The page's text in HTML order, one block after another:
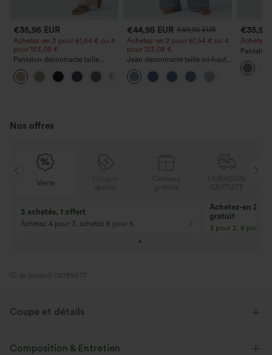
€35,95 EUR
Achetez-en 2 pour 61,54 € ou 4
pour 123,08 €.
Pantalon décontracté taille
haute à jambe droite, effet lin,
avec poches
€44,95 EUR €49,95 EUR
Achetez-en 2 pour 61,54 € ou 4
pour 123,08 €.
Jean décontracté taille mi‑haute,
à cordon de serrage, avec
poches
€35,95
Achetez-
Pantalon
poches
Nos offres
Vente
3 achetés, 1 offert
Achetez 4 pour 3, achetez 8 pour 6
Achetez-en 2,
gratuit
3 pour 2, 6 pour 4,
ID de produit 02789577
Coupe et détails
Coupe ajustée Col rond
Composition & Entretien